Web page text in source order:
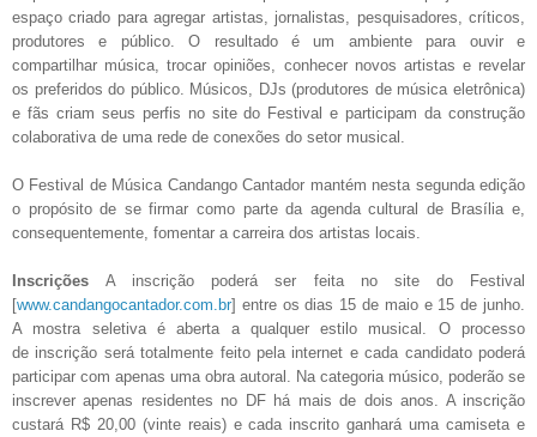
espaço criado para agregar artistas, jornalistas, pesquisadores, críticos,
produtores e público. O resultado é um ambiente para ouvir e
compartilhar música, trocar opiniões, conhecer novos artistas e revelar
os preferidos do público. Músicos, DJs (produtores de música eletrônica)
e fãs criam seus perfis no site do Festival e participam da construção
colaborativa de uma rede de conexões do setor musical.
O Festival de Música Candango Cantador mantém nesta segunda edição
o propósito de se firmar como parte da agenda cultural de Brasília e,
consequentemente, fomentar a carreira dos artistas locais.
Inscrições
A inscrição poderá ser feita no site do Festival
[www.candangocantador.com.br] entre os dias 15 de maio e 15 de junho.
A mostra seletiva é aberta a qualquer estilo musical. O processo
de inscrição será totalmente feito pela internet e cada candidato poderá
participar com apenas uma obra autoral. Na categoria músico, poderão se
inscrever apenas residentes no DF há mais de dois anos. A inscrição
custará R$ 20,00 (vinte reais) e cada inscrito ganhará uma camiseta e